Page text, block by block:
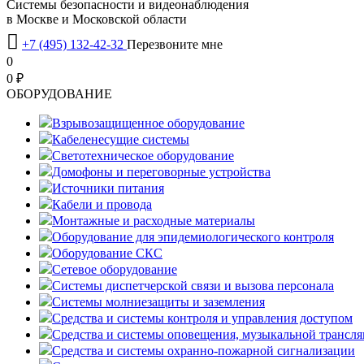
Системы безопасности и видеонаблюдения
в Москве и Московской области
 +7 (495) 132-42-32 Перезвоните мне
0
0 ₽
OБОРУДОВАНИЕ
Взрывозащищенное оборудование
Кабеленесущие системы
Светотехническое оборудование
Домофоны и переговорные устройства
Источники питания
Кабели и провода
Монтажные и расходные материалы
Оборудование для эпидемиологического контроля
Оборудование СКС
Сетевое оборудование
Системы диспетчерской связи и вызова персонала
Системы молниезащиты и заземления
Средства и системы контроля и управления доступом
Средства и системы оповещения, музыкальной
Средства и системы охранно-пожарной сигнализации